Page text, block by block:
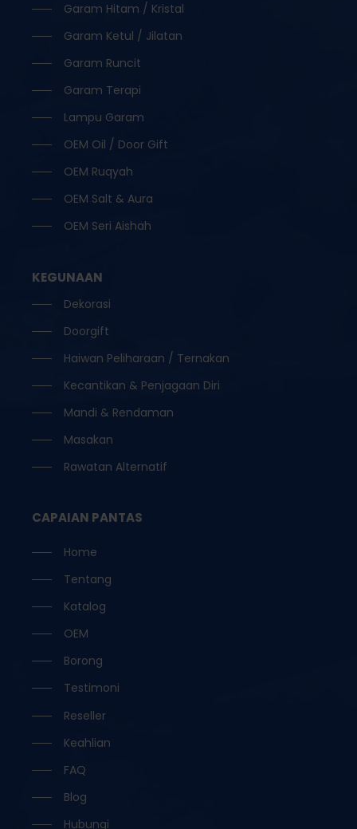
Garam Hitam / Kristal
Garam Ketul / Jilatan
Garam Runcit
Garam Terapi
Lampu Garam
OEM Oil / Door Gift
OEM Ruqyah
OEM Salt & Aura
OEM Seri Aishah
KEGUNAAN
Dekorasi
Doorgift
Haiwan Peliharaan / Ternakan
Kecantikan & Penjagaan Diri
Mandi & Rendaman
Masakan
Rawatan Alternatif
CAPAIAN PANTAS
Home
Tentang
Katalog
OEM
Borong
Testimoni
Reseller
Keahlian
FAQ
Blog
Hubungi